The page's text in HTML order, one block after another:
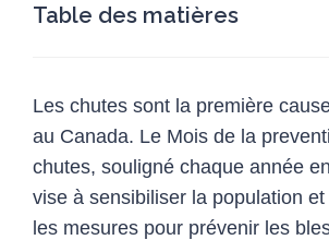
Table des matières
chutes
Pourquoi le Mois de la
chutes est nécessaire
Comment vous ou votre
pouvez participer
Les chutes sont la première
au Canada. Le Mois de la
chutes, souligné chaque année
vise à sensibiliser la population
les mesures pour prévenir les